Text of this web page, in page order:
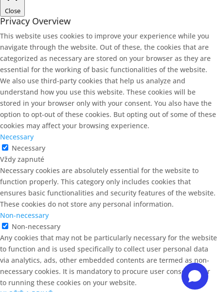
Close
Privacy Overview
This website uses cookies to improve your experience while you
navigate through the website. Out of these, the cookies that are
categorized as necessary are stored on your browser as they are
essential for the working of basic functionalities of the website.
We also use third-party cookies that help us analyze and
understand how you use this website. These cookies will be
stored in your browser only with your consent. You also have the
option to opt-out of these cookies. But opting out of some of these
cookies may affect your browsing experience.
Necessary
Necessary
Vždy zapnuté
Necessary cookies are absolutely essential for the website to
function properly. This category only includes cookies that
ensures basic functionalities and security features of the website.
These cookies do not store any personal information.
Non-necessary
Non-necessary
Any cookies that may not be particularly necessary for the website
to function and is used specifically to collect user personal data
via analytics, ads, other embedded contents are termed as non-
necessary cookies. It is mandatory to procure user consent prior
to running these cookies on your website.